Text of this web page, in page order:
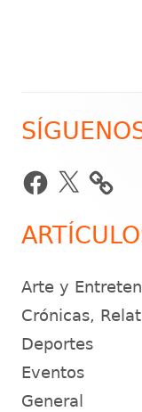
entradas
Barra
lateral
Facebook
X
Arte y
Crónicas,
Deportes
Eventos
General